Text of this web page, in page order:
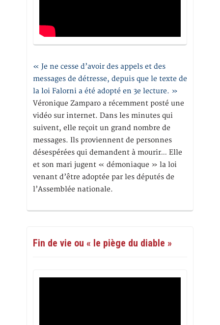
« Je ne cesse d’avoir des appels et des
messages de détresse, depuis que le texte de
la loi Falorni a été adopté en 3e lecture. »
Véronique Zamparo a récemment posté une
vidéo sur internet. Dans les minutes qui
suivent, elle reçoit un grand nombre de
messages. Ils proviennent de personnes
désespérées qui demandent à mourir… Elle
et son mari jugent « démoniaque » la loi
venant d’être adoptée par les députés de
l’Assemblée nationale.
Fin de vie ou « le piège du diable »